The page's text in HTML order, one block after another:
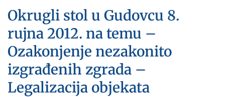
Okrugli stol u Gudovcu 8.
rujna 2012. na temu –
Ozakonjenje nezakonito
izgrađenih zgrada –
Legalizacija objekata